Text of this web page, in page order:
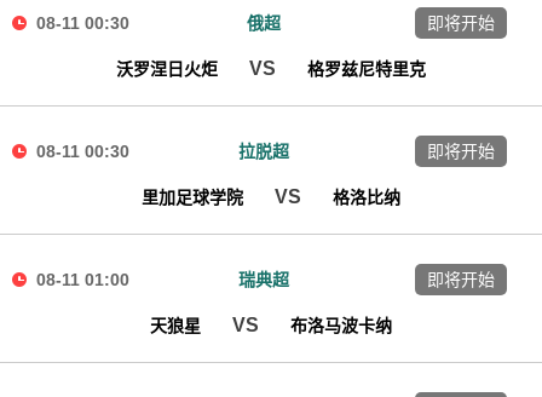
08-11 00:30 俄超
沃罗涅日火炬 VS 格罗兹尼特里克
即将开始
08-11 00:30 拉脱超
里加足球学院 VS 格洛比纳
即将开始
08-11 01:00 瑞典超
天狼星 VS 布洛马波卡纳
即将开始